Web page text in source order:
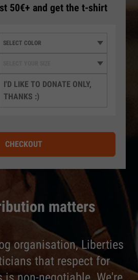
matters
organisation, Liberties
that respect for
50€+ and get the t-shirt
I'D LIKE TO DONATE ONLY,
THANKS :)
CHECKOUT